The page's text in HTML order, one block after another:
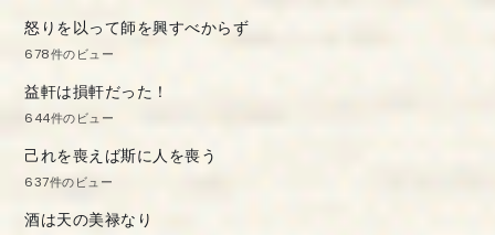
怒りを以って師を興すべからず
678件のビュー
益軒は損軒だった！
644件のビュー
己れを喪えば斯に人を喪う
637件のビュー
酒は天の美禄なり